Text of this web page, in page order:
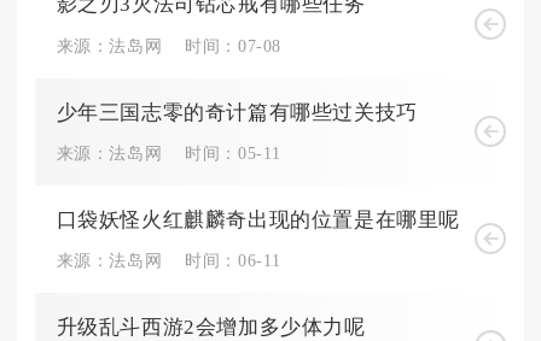
影之刃3灭法司钻芯戒有哪些任务
来源：法岛网 时间：07-08
少年三国志零的奇计篇有哪些过关技巧
来源：法岛网 时间：05-11
口袋妖怪火红麒麟奇出现的位置是在哪里呢
来源：法岛网 时间：06-11
升级乱斗西游2会增加多少体力呢